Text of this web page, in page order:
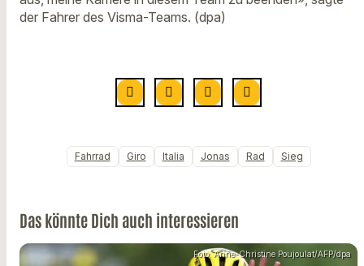
der Fahrer des Visma-Teams. (dpa)
Fahrrad Giro Italia Jonas Rad Sieg
Das könnte Dich auch interessieren
Foto: Anne-Christine Poujoulat/AFP/dpa